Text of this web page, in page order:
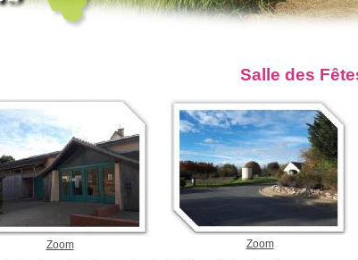
Salle des
Zoom
Zoom